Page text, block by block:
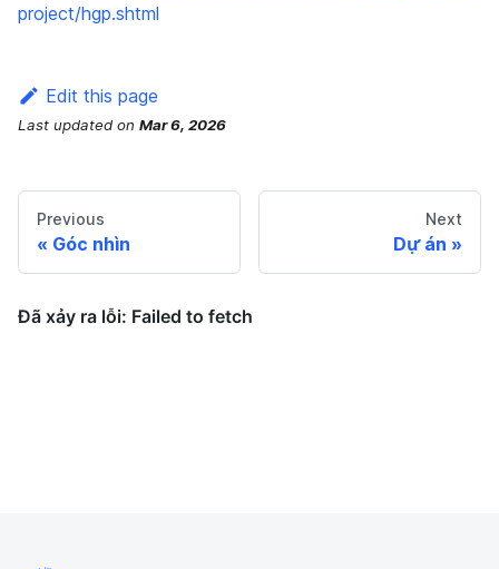
project/hgp.shtml
Edit this page
Last updated on Mar 6, 2026
Previous
Góc nhìn
Next
Dự án